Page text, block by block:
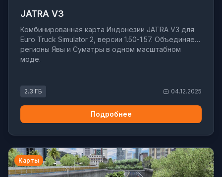
JATRA V3
Комбинированная карта Индонезии JATRA V3 для
Euro Truck Simulator 2, версии 1.50-1.57. Объединяет
регионы Явы и Суматры в одном масштабном
моде.
2.3 ГБ 04.12.2025
Подробнее
Карты